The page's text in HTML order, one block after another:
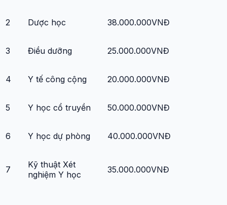
2 Dược học 38.000.000VNĐ
3 Điều dưỡng 25.000.000VNĐ
4 Y tế công cộng 20.000.000VNĐ
5 Y học cổ truyền 50.000.000VNĐ
6 Y học dự phòng 40.000.000VNĐ
7
Kỹ thuật Xét
nghiệm Y học
35.000.000VNĐ